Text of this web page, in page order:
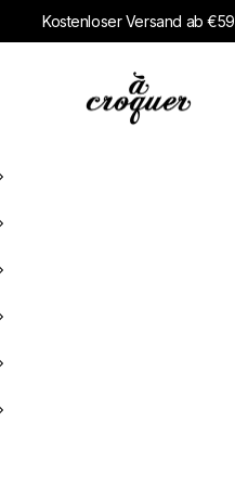
Kostenloser Versand ab €59
à croquer